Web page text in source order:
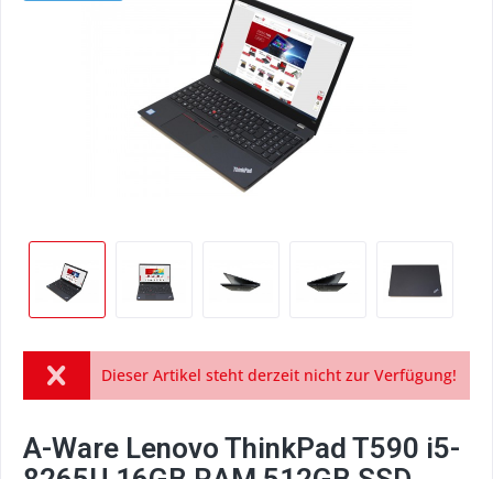
Dieser Artikel steht derzeit nicht zur Verfügung!
A-Ware Lenovo ThinkPad T590 i5-